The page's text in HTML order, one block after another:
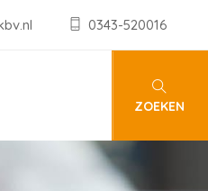
0343-520016
ZOEKEN